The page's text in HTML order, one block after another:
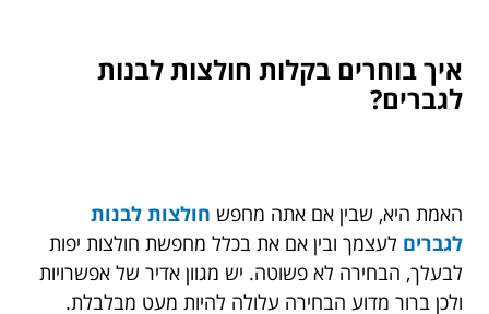
איך בוחרים בקלות חולצות לבנות
לגברים?
האמת היא, שבין אם אתה מחפש חולצות לבנות
לגברים לעצמך ובין אם את בכלל מחפשת חולצות יפות
לבעלך, הבחירה לא פשוטה. יש מגוון אדיר של אפשרויות
ולכן ברור מדוע הבחירה עלולה להיות מעט מבלבלת.